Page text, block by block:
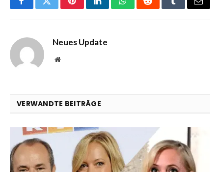
FacebookTwitterPinterestLinkedInWhatsAppRedditTumblrEmail
Neues Update
Website
VERWANDTE BEITRÄGE